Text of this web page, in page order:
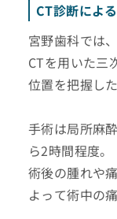
CT診断によ
宮野歯科では
CTを用いた三
位置を把握し
手術は局所麻
ら2時間程度。
術後の腫れや
よって術中の